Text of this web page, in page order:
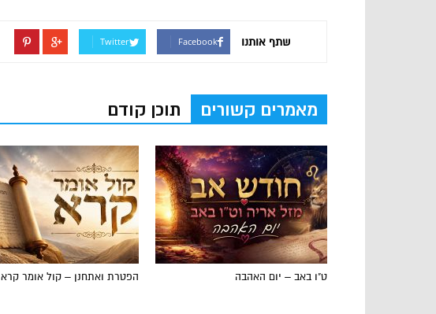
שתף אותנו Facebook
Twitter
מאמרים קשורים תוכן קודם
הפטרת ואתחנן – קול אומר קרא ט"ו באב – יום האהבה